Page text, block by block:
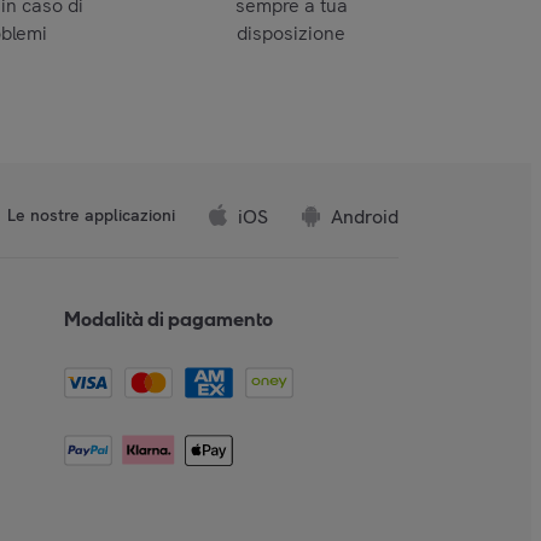
caso di
sempre a tua
disposizione
Le nostre applicazioni iOS Android
Modalità di pagamento